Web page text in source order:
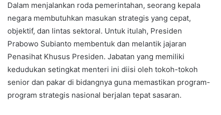
Dalam menjalankan roda pemerintahan, seorang kepala
negara membutuhkan masukan strategis yang cepat,
objektif, dan lintas sektoral. Untuk itulah, Presiden
Prabowo Subianto membentuk dan melantik jajaran
Penasihat Khusus Presiden. Jabatan yang memiliki
kedudukan setingkat menteri ini diisi oleh tokoh-tokoh
senior dan pakar di bidangnya guna memastikan program-
program strategis nasional berjalan tepat sasaran.